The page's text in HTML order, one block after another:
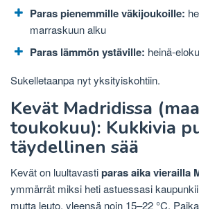
Paras pienemmille väkijoukoille:
marraskuun alku
Paras lämmön ystäville: heinä-
Sukelletaanpa nyt yksityiskohtiin.
Kevät Madridissa
toukokuu): Kukkivia
täydellinen sää
Kevät on luultavastiparas aika vierailla
ymmärrät miksi heti astuessasi
mutta leuto, yleensä noin 15–22 °C.